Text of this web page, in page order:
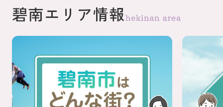
碧南エリア情報